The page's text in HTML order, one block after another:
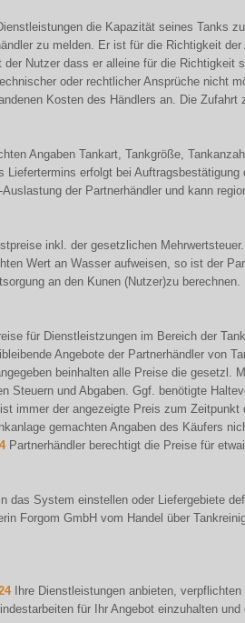
die Kapazität seines Tanks
zu melden. Er ist für die Richtigkeit der
Nutzer dass er alleine für die Richtigkeit
oder rechtlicher Ansprüche nicht
Kosten des Händlers an. Die Zufahrt
Angaben Tankart, Tankgröße,
erfolgt bei Auftragsbestätigung
der Partnerhändler und kann
inkl. der gesetzlichen
Wert an Wasser aufweisen, so ist der
an den Kunen (Nutzer)zu berechnen.
für Dienstleistzungen im Bereich der
Angebote der Partnerhändler von
beinhalten alle Preise die gesetzl.
Steuern und Abgaben. Ggf. benötigte
immer der angezeigte Preis zum Zeitpunkt
gemachten Angaben des Käufers
Partnerhändler berechtigt die Preise für
das System einstellen oder Liefergebiete
Forgom GmbH vom Handel über
Ihre Dienstleistungen anbieten, verpflichten
für Ihr Angebot einzuhalten und